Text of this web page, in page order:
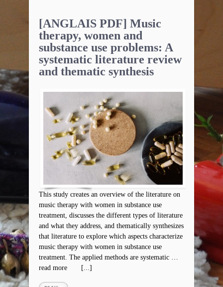
[ANGLAIS PDF] Music
therapy, women and
substance use problems: A
systematic literature review
and thematic synthesis
This study creates an overview of the literature on
music therapy with women in substance use
treatment, discusses the different types of literature
and what they address, and thematically synthesizes
that literature to explore which aspects characterize
music therapy with women in substance use
treatment. The applied methods are systematic …
read more [...]